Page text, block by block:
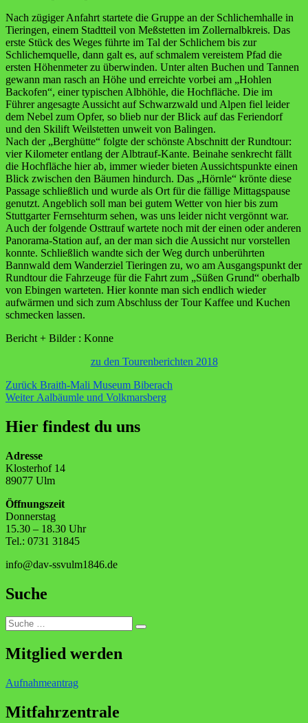
Nach zügiger Anfahrt startete die Gruppe an der Schlichemhalle in
Tieringen, einem Stadtteil von Meßstetten im Zollernalbkreis. Das
erste Stück des Weges führte im Tal der Schlichem bis zur
Schlichemquelle, dann galt es, auf schmalem vereistem Pfad die
ersten Höhenmeter zu überwinden. Unter alten Buchen und Tannen
gewann man rasch an Höhe und erreichte vorbei am „Hohlen
Backofen“, einer typischen Albhöhle, die Hochfläche. Die im
Führer angesagte Aussicht auf Schwarzwald und Alpen fiel leider
dem Nebel zum Opfer, so blieb nur der Blick auf das Feriendorf
und den Skilift Weilstetten unweit von Balingen.
Nach der „Berghütte“ folgte der schönste Abschnitt der Rundtour:
vier Kilometer entlang der Albtrauf-Kante. Beinahe senkrecht fällt
die Hochfläche hier ab, immer wieder bieten Aussichtspunkte einen
Blick zwischen den Bäumen hindurch. Das „Hörnle“ krönte diese
Passage schließlich und wurde als Ort für die fällige Mittagspause
genutzt. Angeblich soll man bei gutem Wetter von hier bis zum
Stuttgarter Fernsehturm sehen, was uns leider nicht vergönnt war.
Auch der folgende Osttrauf wartete noch mit der einen oder anderen
Panorama-Station auf, an der man sich die Aussicht nur vorstellen
konnte. Schließlich wandte sich der Weg durch unberührten
Bannwald dem Wanderziel Tieringen zu, wo am Ausgangspunkt der
Rundtour die Fahrzeuge für die Fahrt zum „Süßen Grund“ oberhalb
von Ebingen warteten. Hier konnte man sich endlich wieder
aufwärmen und sich zum Abschluss der Tour Kaffee und Kuchen
schmecken lassen.
Bericht + Bilder : Konne
zu den Tourenberichten 2018
Beitragsnavigation
Zurück Vorheriger
Beitrag:
Braith-Mali Museum Biberach
Weiter Nächster
Aalbäumle und Volkmarsberg
Hier findest du uns
Adresse
Klosterhof 14
89077 Ulm
Öffnungszeit
Donnerstag
15.30 – 18.30 Uhr
Tel.: 0731 31845
info@dav-ssvulm1846.de
Suche
Suche
nach:
Suchen
Mitglied werden
Aufnahmeantrag
Mitfahrzentrale